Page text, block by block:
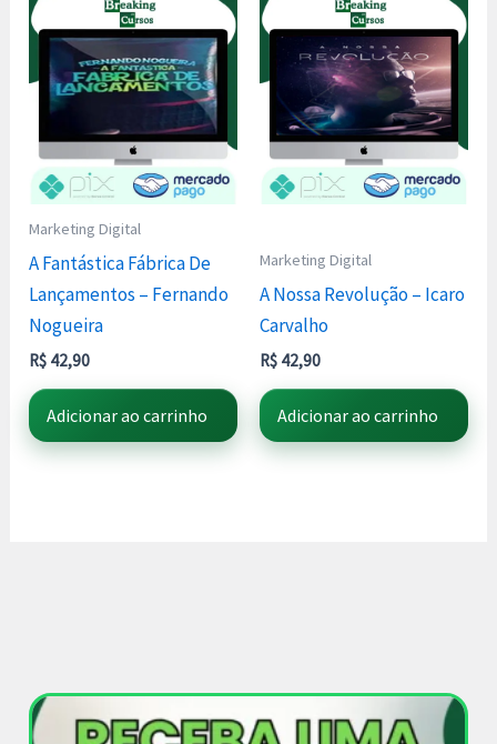
Marketing Digital
A Fantástica Fábrica De
Lançamentos – Fernando
Nogueira
R$ 42,90
Adicionar ao carrinho
Marketing Digital
A Nossa Revolução – Icaro
Carvalho
R$ 42,90
Adicionar ao carrinho